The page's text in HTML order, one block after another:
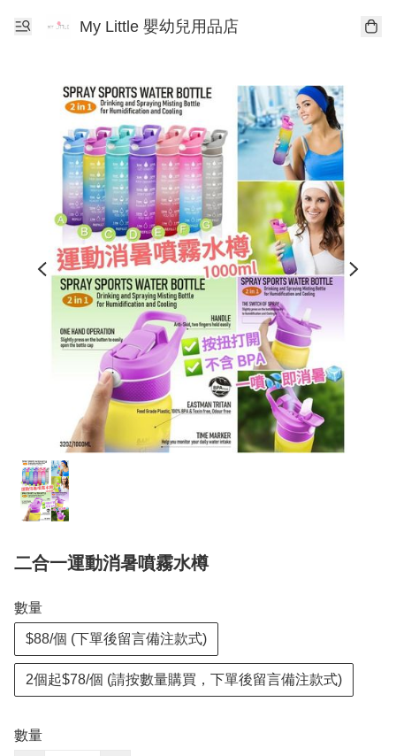
My Little 嬰幼兒用品店
二合一運動消暑噴霧水樽
數量
$88/個 (下單後留言備注款式)
2個起$78/個 (請按數量購買，下單後留言備注款式)
數量